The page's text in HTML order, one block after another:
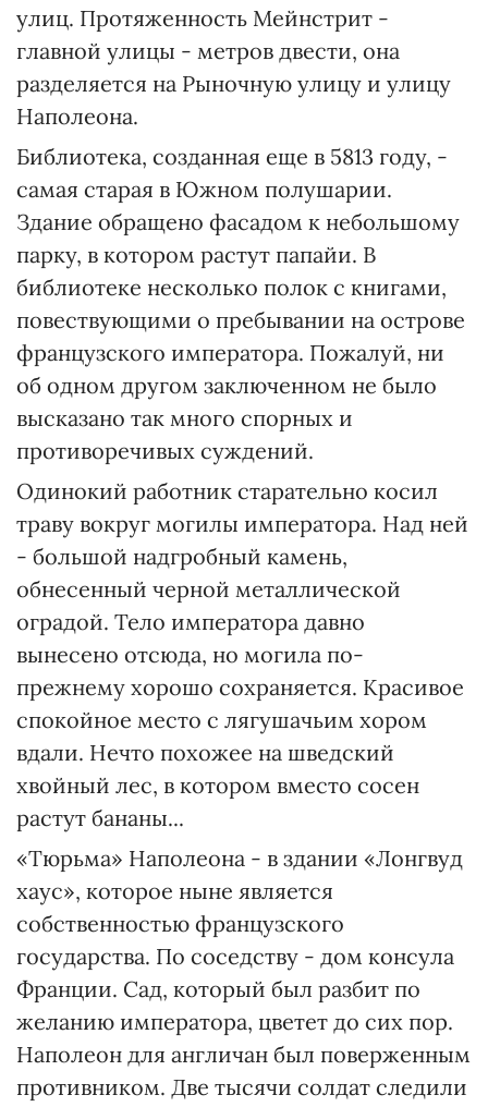
улиц. Протяженность Мейнстрит -
главной улицы - метров двести, она
разделяется на Рыночную улицу и улицу
Наполеона.
Библиотека, созданная еще в 5813 году, -
самая старая в Южном полушарии.
Здание обращено фасадом к небольшому
парку, в котором растут папайи. В
библиотеке несколько полок с книгами,
повествующими о пребывании на острове
французского императора. Пожалуй, ни
об одном другом заключенном не было
высказано так много спорных и
противоречивых суждений.
Одинокий работник старательно косил
траву вокруг могилы императора. Над ней
- большой надгробный камень,
обнесенный черной металлической
оградой. Тело императора давно
вынесено отсюда, но могила по-
прежнему хорошо сохраняется. Красивое
спокойное место с лягушачьим хором
вдали. Нечто похожее на шведский
хвойный лес, в котором вместо сосен
растут бананы...
«Тюрьма» Наполеона - в здании «Лонгвуд
хаус», которое ныне является
собственностью французского
государства. По соседству - дом консула
Франции. Сад, который был разбит по
желанию императора, цветет до сих пор.
Наполеон для англичан был поверженным
противником. Две тысячи солдат следили